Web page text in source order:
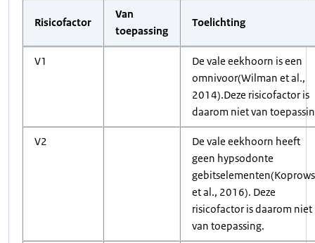
Risicofactor
Van
toepassing
Toelichting
V1
De vale eekhoorn is een
omnivoor(Wilman et al.,
2014).Deze risicofactor is
daarom niet van
V2
De vale eekhoorn heeft
geen hypsodonte
et al., 2016). Deze
risicofactor is daarom niet
van toepassing.